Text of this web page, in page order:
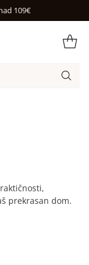
prekrasan dom.